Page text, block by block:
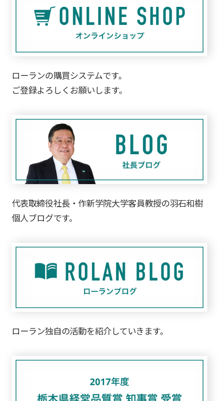
ローランの購買システムです。
ご登録よろしくお願いします。
代表取締役社長・作新学院大学客員教授の羽石和樹
個人ブログです。
ローラン独自の活動を紹介していきます。